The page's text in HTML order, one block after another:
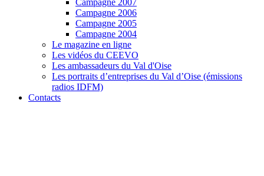
Campagne 2006
Campagne 2005
Campagne 2004
Le magazine en ligne
Les vidéos du CEEVO
Les ambassadeurs du Val d'Oise
Les portraits d’entreprises du Val d’Oise (émissions
radios IDFM)
Contacts